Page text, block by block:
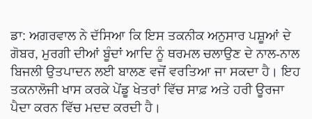
ਡਾ: ਅਗਰਵਾਲ ਨੇ ਦੱਸਿਆ ਕਿ ਇਸ ਤਕਨੀਕ ਅਨੁਸਾਰ ਪਸ਼ੂਆਂ ਦੇ
ਗੋਬਰ, ਮੁਰਗੀ ਦੀਆਂ ਬੂੰਦਾਂ ਆਦਿ ਨੂੰ ਥਰਮਲ ਚਲਾਉਣ ਦੇ ਨਾਲ-ਨਾਲ
ਬਿਜਲੀ ਉਤਪਾਦਨ ਲਈ ਬਾਲਣ ਵਜੋਂ ਵਰਤਿਆ ਜਾ ਸਕਦਾ ਹੈ। ਇਹ
ਤਕਨਾਲੋਜੀ ਖਾਸ ਕਰਕੇ ਪੇਂਡੂ ਖੇਤਰਾਂ ਵਿੱਚ ਸਾਫ਼ ਅਤੇ ਹਰੀ ਊਰਜਾ
ਪੈਦਾ ਕਰਨ ਵਿੱਚ ਮਦਦ ਕਰਦੀ ਹੈ।